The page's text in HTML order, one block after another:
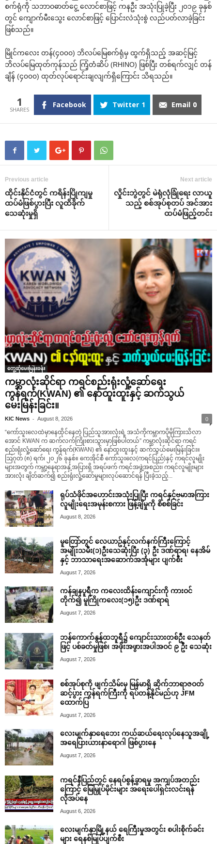
စက်ရုံကို သဘာဝဓာတ်ငွေ့ လောင်စာဖြင့် ကနဦး အသုံးပြုခဲ့ပြီး ၂၀၁၉ ခုနှစ်
တွင် ကျောက်မီးသွေး လောင်စာဖြင့် ပြောင်းလဲသုံးစွဲ လည်ပတ်လာခဲ့ခြင်း
ဖြစ်သည်။
မြိုင်ကလေး တန်(၄၀၀၀) ဘိလပ်မြေစက်ရုံမှ ထွက်ရှိသည့် အဆင့်မြင့်
ဘိလပ်မြေထုတ်ကုန်သည် ကြံ့တံဆိပ် (RHINO) ဖြစ်ပြီး တစ်ရက်လျှင် တန်
ချိန် (၄၀၀၀) ထုတ်လုပ်ရောင်းချလျက်ရှိကြောင်း သိရသည်။
1 Facebook Twitter 1 Email 0
Previous article
ထိုင်းနိုင်ငံတွင် ကရိန်းပြိုကျမှု
ထပ်မံဖြစ်ပွားပြီး လူထိခိုက်
သေဆုံးမှုရှိ
Next article
လှိုင်းဘွဲတွင် မဲရုံလုံခြုံရေး လာယူ
သည့် စစ်အုပ်စုတပ် အင်အား
ထပ်မံဖြည့်တင်း
တွေ့ဆုံမေးမြန်းခန်း
ကမ္ဘာလုံးဆိုင်ရာ ကရင်စည်းရုံးလှုံ့ဆော်ရေး
ကွန်ရက်(KWAN) ၏ နော်ထူးထူးနှင့် ဆက်သွယ်
မေးမြန်းခြင်း။
KIC News - August 8, 2026 0
“ကော်သူးလေထဲမှာနေထိုင်နေတဲ့ ပြည်သူအားလုံးရဲ့ အသံကိုကမ္ဘာကပိုမိုကြားသိလာ
အောင် KWAN က ဆက်လက်ကြိုးစားသွားမှာဖြစ်ပါတယ်” ကမ္ဘာလုံးဆိုင်ရာ ကရင်
စည်းရုံးလှုံ့ဆော်ရေး ကွန်ရက်(KWAN) ၏ နော်ထူးထူးနှင့် ဆက်သွယ်မေးမြန်းခြင်း။
ဩဂုတ် (၈) ရက်၊ ၂၀၂၆ ခုနှစ်။ ကေအိုင်စီ ကော်သူးလေ(ကရင်ပြည်)နှင့် ကရင်လူမျိုး
များအတွက် ကမ္ဘာ့နေရာအနှံ့အပြားရှိ အရပ်ဖက် ကရင်အဖွဲ့အစည်း၊ ကရင်လူမျိုးများ
အားလုံး ချိတ်ဆက်၍ စည်းရုံးလှုံ့ဆော်မှုများလုပ်ဆောင်ရန် ပြီးခဲ့သည့်...
ရုပ်သံဖိုင်အဟောင်းအသုံးပြုပြီး ကရင်နှင့်ဗမာအကြား
လူမျိုးရေးအမုန်းစကား ဖြန့်ချိမှုကို စိစစ်ခြင်း
August 8, 2026
မူတြော်တွင် လေယာဥ်နှင့်လက်နက်ကြီးကြောင့်
အမျိုးသမီး(၁)ဦးသေဆုံးပြီး (၃) ဦး ဒဏ်ရာရ၊ နေအိမ်
နှင့် ဘာသာရေးအဆောက်အအုံများ ပျက်စီး
August 7, 2026
ကန်ချနပူရီက ကလေးထိန်းကျောင်းကို ကားဝင်
တိုက်၍ မူကြိုကလေး(၁၅)ဦး ဒဏ်ရာရ
August 7, 2026
ဘန်ကောက်နွန်ထဘူရီ၌ ကျောင်းသားတစ်ဦး သေနတ်
ဖြင့် ပစ်ခတ်မှုဖြစ်၊ အဖိုးအဖွားအပါအဝင် ၉ ဦး သေဆုံး
August 7, 2026
စစ်အုပ်စုကို ဖျက်သိမ်းမှ မြန်မာရှိ ဆိုက်ဘာရာဇဝတ်
ဆင့်ပွား ကွန်ရက်ကြီးကို ရပ်တန့်နိုင်မည်ဟု JFM
ထောက်ပြ
August 7, 2026
လေးမျက်နှာရေဘေး ကယ်ဆယ်ရေးလုပ်နေသူအချို့
အရေပြားယားနာရောဂါ ဖြစ်ပွားနေ
August 7, 2026
ကရင်နီပြည်တွင် နေရပ်စွန့်ခွာရမှု အကျပ်အတည်း
ကြောင့် မြေမြှုပ်မိုင်းများ အရေးပေါ်ရှင်းလင်းရန်
လိုအပ်နေ
August 6, 2026
လေးမျက်နှာမြို့နယ် ရေကြီးမှုအတွင်း စပါးစိုက်ခင်း
များ ရေနစ်မြုပ်ပျက်စီး